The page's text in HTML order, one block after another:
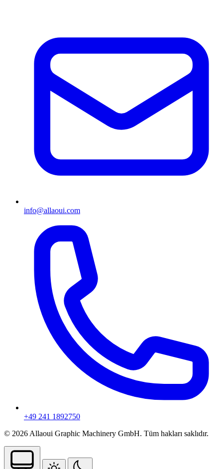
info@allaoui.com
+49 241 1892750
© 2026 Allaoui Graphic Machinery GmbH. Tüm hakları saklıdır.